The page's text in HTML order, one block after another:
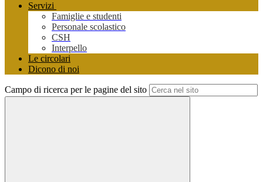
Servizi
Famiglie e studenti
Personale scolastico
CSH
Interpello
Le circolari
Dicono di noi
Campo di ricerca per le pagine del sito